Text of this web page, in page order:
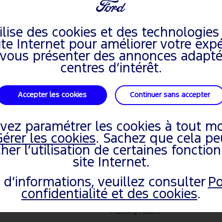
modifier ou l’annuler.
des cookies et des technologies
Internet pour améliorer votre
présenter des annonces
centres d’intérêt.
Accepter les cookies Continuer sans accepter
paramétrer les cookies à tout
les cookies. Sachez que cela
l’utilisation de certaines
site Internet.
d’informations, veuillez consulter
confidentialité et des cookies.
FORD
de Ford
durable
VÉHICULES
EcoSport
Puma
Focus
Kuga
Mustang Mach-E